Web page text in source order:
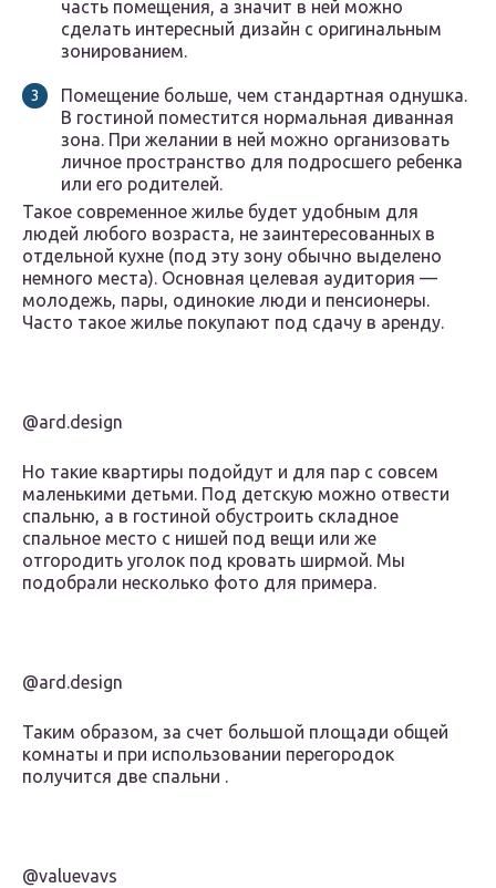
часть помещения, а значит в ней можно
сделать интересный дизайн с оригинальным
зонированием.
Помещение больше, чем стандартная однушка.
В гостиной поместится нормальная диванная
зона. При желании в ней можно организовать
личное пространство для подросшего ребенка
или его родителей.
Такое современное жилье будет удобным для
людей любого возраста, не заинтересованных в
отдельной кухне (под эту зону обычно выделено
немного места). Основная целевая аудитория —
молодежь, пары, одинокие люди и пенсионеры.
Часто такое жилье покупают под сдачу в аренду.
@ard.design
Но такие квартиры подойдут и для пар с совсем
маленькими детьми. Под детскую можно отвести
спальню, а в гостиной обустроить складное
спальное место с нишей под вещи или же
отгородить уголок под кровать ширмой. Мы
подобрали несколько фото для примера.
@ard.design
Таким образом, за счет большой площади общей
комнаты и при использовании перегородок
получится две спальни .
@valuevavs